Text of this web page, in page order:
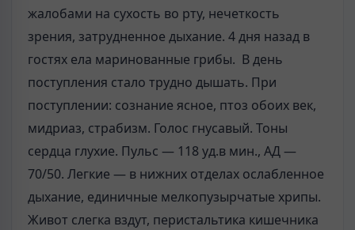
жалобами на сухость во рту, нечеткость
зрения, затрудненное дыхание. 4 дня назад в
гостях ела маринованные грибы. В день
поступ­ления стало трудно дышать. При
поступлении: сознание ясное, птоз обоих век,
мидриаз, страбизм. Голос гнусавый. Тоны
сердца глухие. Пульс — 118 уд.в мин., АД —
70/50. Лег­кие — в нижних отделах ослабленное
дыхание, единичные мелкопузырчатые хрипы.
Жи­вот слегка вздут, перистальтика кишечника